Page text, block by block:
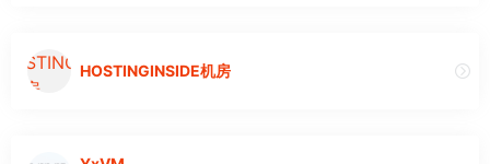
HOSTINGINSIDE机房